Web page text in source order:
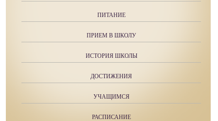
ПИТАНИЕ
ПРИЕМ В ШКОЛУ
ИСТОРИЯ ШКОЛЫ
ДОСТИЖЕНИЯ
УЧАЩИМСЯ
РАСПИСАНИЕ